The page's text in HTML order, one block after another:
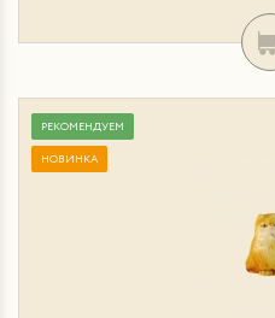
РЕКОМЕНДУЕМ
НОВИНКА